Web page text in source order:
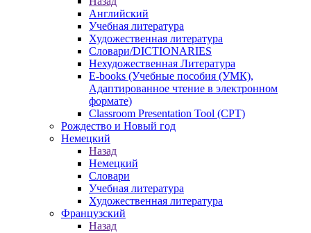
Английский
Учебная литература
Художественная литература
Словари/DICTIONARIES
Нехудожественная Литература
E-books (Учебные пособия (УМК),
Адаптированное чтение в электронном
формате)
Classroom Presentation Tool (CPT)
Рождество и Новый год
Немецкий
Назад
Немецкий
Словари
Учебная литература
Художественная литература
Французский
Назад